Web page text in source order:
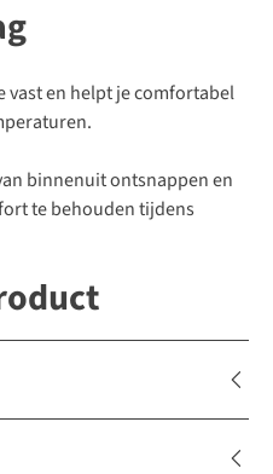
vast en helpt je comfortabel
binnenuit ontsnappen en
te behouden tijdens